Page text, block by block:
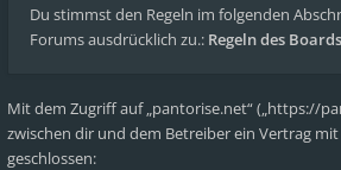
Du stimmst den Regeln im folgenden
Forums ausdrücklich zu.: Regeln des
Mit dem Zugriff auf „pantorise.net“ („https://
zwischen dir und dem Betreiber ein Vertrag
geschlossen: